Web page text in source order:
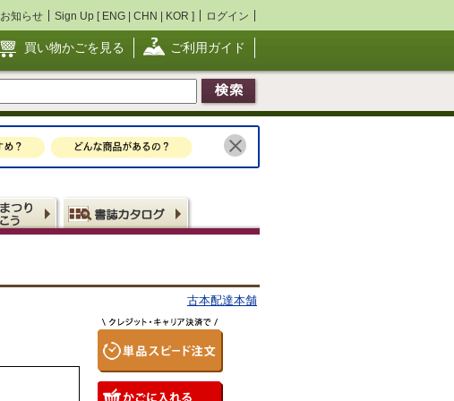
お知らせ Sign Up [ ENG | CHN | KOR ] ログイン
買い物かごを見る ご利用ガイド
古本配達本舗